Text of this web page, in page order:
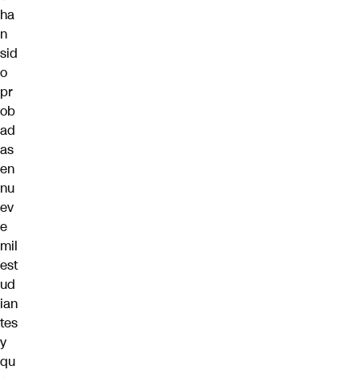
ha
n
sid
o
pr
ob
ad
as
en
nu
ev
e
mil
est
ud
ian
tes
y
qu